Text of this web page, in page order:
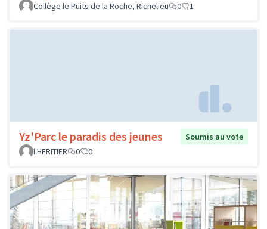
Collège le Puits de la Roche, Richelieu
0 1
Yz'Parc le paradis des jeunes
Soumis au vote
LHERITIER
0 0